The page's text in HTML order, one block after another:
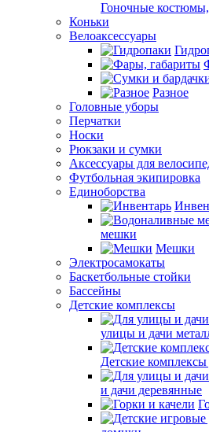
Гоночные
Коньки
Велоаксессуары
Разное
Головные уборы
Перчатки
Носки
Рюкзаки и сумки
Аксессуары для
Футбольная экипировка
Единоборства
мешки
Мешки
Электросамокаты
Баскетбольные стойки
Бассейны
Детские комплексы
улицы и дачи
Детские
и дачи деревянные